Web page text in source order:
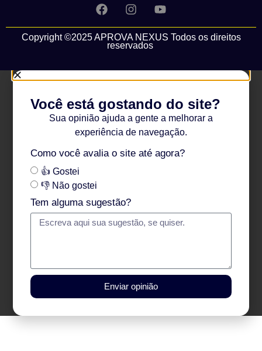
Copyright ©2025 APROVA NEXUS Todos os direitos
reservados
Você está gostando do site?
Sua opinião ajuda a gente a melhorar a
experiência de navegação.
Como você avalia o site até agora?
👍 Gostei
👎 Não gostei
Tem alguma sugestão?
Enviar opinião